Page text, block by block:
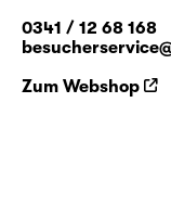
0341 / 12 68 168
Zum Webshop